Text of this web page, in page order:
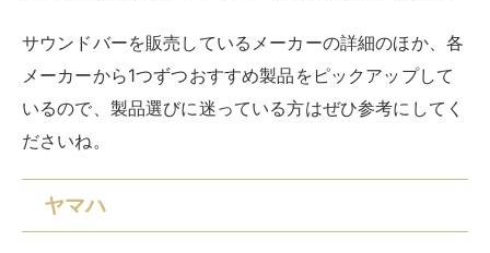
サウンドバーを販売しているメーカーの詳細のほか、各
メーカーから1つずつおすすめ製品をピックアップして
いるので、製品選びに迷っている方はぜひ参考にしてく
ださいね。
ヤマハ